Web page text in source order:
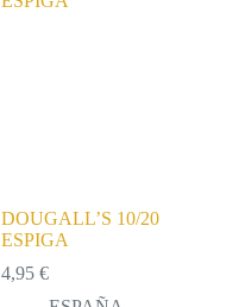
DOUGALL’S 10/20
ESPIGA
4,95€